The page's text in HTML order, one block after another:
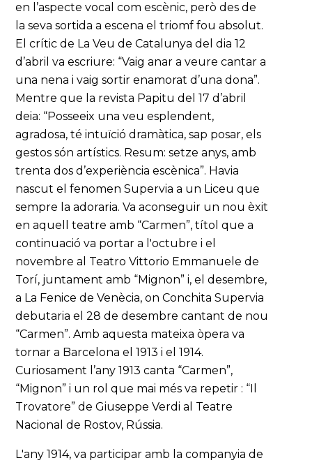
en l’aspecte vocal com escènic, però des de
la seva sortida a escena el triomf fou absolut.
El crític de La Veu de Catalunya del dia 12
d’abril va escriure: “Vaig anar a veure cantar a
una nena i vaig sortir enamorat d’una dona”.
Mentre que la revista Papitu del 17 d’abril
deia: “Posseeix una veu esplendent,
agradosa, té intuïció dramàtica, sap posar, els
gestos són artístics. Resum: setze anys, amb
trenta dos d’experiència escènica”. Havia
nascut el fenomen Supervia a un Liceu que
sempre la adoraria. Va aconseguir un nou èxit
en aquell teatre amb “Carmen”, títol que a
continuació va portar a l'octubre i el
novembre al Teatro Vittorio Emmanuele de
Torí, juntament amb “Mignon” i, el desembre,
a La Fenice de Venècia, on Conchita Supervia
debutaria el 28 de desembre cantant de nou
“Carmen”. Amb aquesta mateixa òpera va
tornar a Barcelona el 1913 i el 1914.
Curiosament l’any 1913 canta “Carmen”,
“Mignon” i un rol que mai més va repetir : “Il
Trovatore” de Giuseppe Verdi al Teatre
Nacional de Rostov, Rússia.
L'any 1914, va participar amb la companyia de